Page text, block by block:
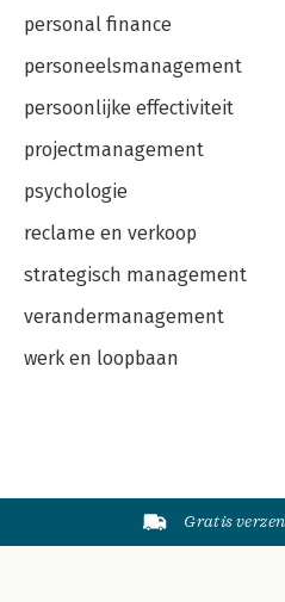
personal finance
personeelsmanagement
persoonlijke effectiviteit
projectmanagement
psychologie
reclame en verkoop
strategisch management
verandermanagement
werk en loopbaan
Gratis